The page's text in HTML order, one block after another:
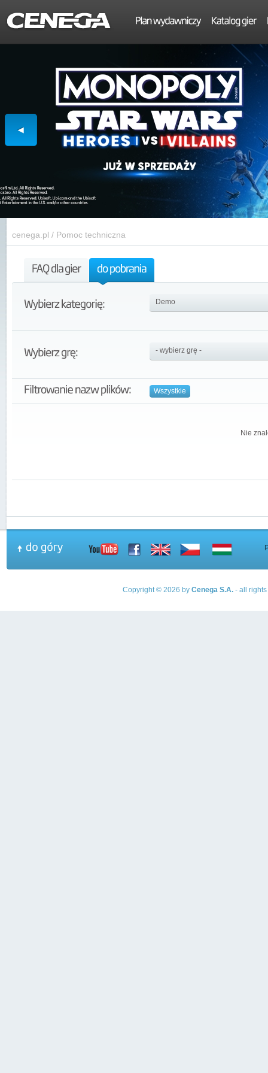
cenega.pl / Pomoc techniczna
Wszystkie
Nie
Copyright © 2026 by Cenega S.A.- all rights